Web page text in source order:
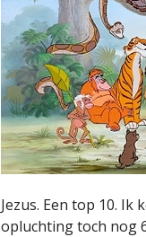
Jezus. Een top 10.
opluchting toch nog